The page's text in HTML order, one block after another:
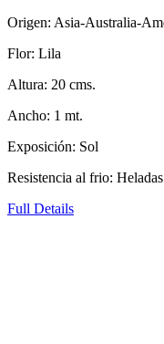
Origen: Asia-Australia-
Flor: Lila
Altura: 20 cms.
Ancho: 1 mt.
Exposición: Sol
Resistencia al frio:
Full Details